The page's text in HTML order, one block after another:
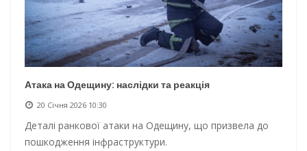
Атака на Одещину: наслідки та реакція
20 Січня 2026 10:30
Деталі ранкової атаки на Одещину, що призвела до
пошкодження інфраструктури.